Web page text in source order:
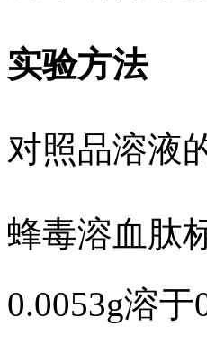
实验方法
对照品溶液
蜂毒溶血肽
0.0053g溶